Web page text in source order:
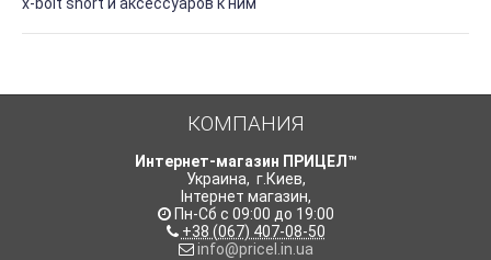
x-bolt short и аксессуаров к ним
КОМПАНИЯ
Интернет-магазин ПРИЦЕЛ™
Украина, г.Киев,
Інтернет магазин,
Пн-Сб с 09:00 до 19:00
+38 (067) 407-08-50
info@pricel.in.ua